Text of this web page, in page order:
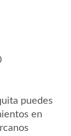
puedes
en